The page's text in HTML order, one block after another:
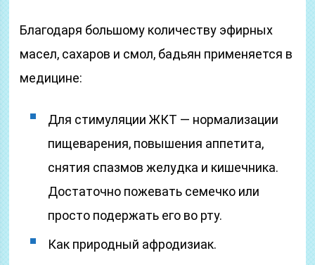
Благодаря большому количеству эфирных
масел, сахаров и смол, бадьян применяется в
медицине:
Для стимуляции ЖКТ — нормализации
пищеварения, повышения аппетита,
снятия спазмов желудка и кишечника.
Достаточно пожевать семечко или
просто подержать его во рту.
Как природный афродизиак.